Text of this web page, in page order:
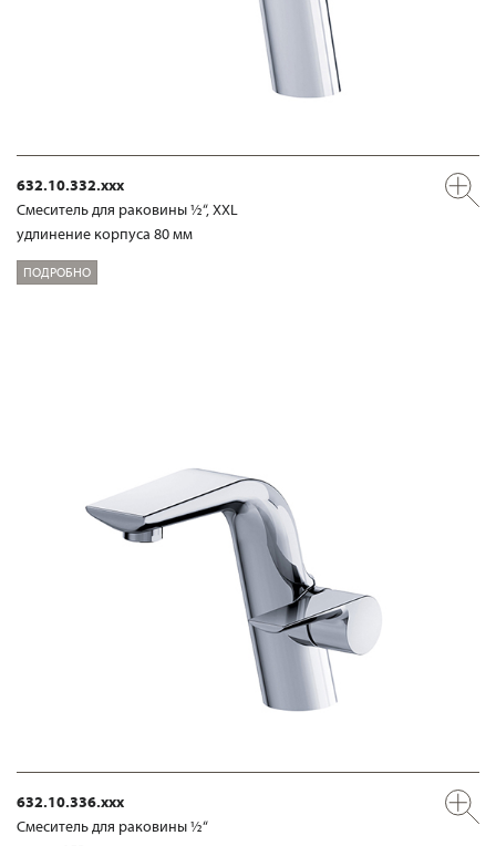
632.10.332.xxx
Смеситель для раковины ½“, XXL
удлинение корпуса 80 мм
ПОДРОБНО
632.10.336.xxx
Смеситель для раковины ½“